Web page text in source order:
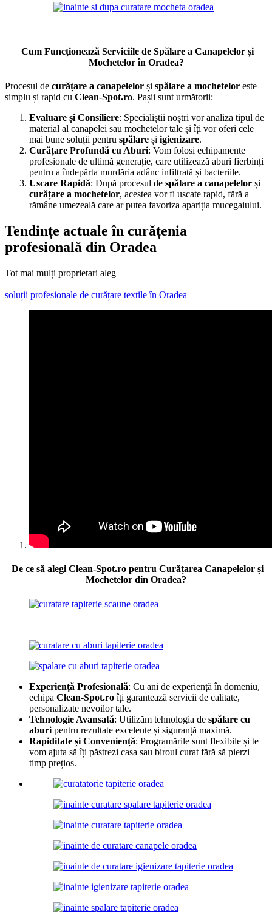
Cum Funcționează Serviciile de Spălare a Canapelelor și
Mochetelor în Oradea?
Procesul de curățare a canapelelor și spălare a mochetelor este
simplu și rapid cu Clean-Spot.ro. Pașii sunt următorii:
Evaluare și Consiliere: Specialiștii noștri vor analiza tipul de
material al canapelei sau mochetelor tale și îți vor oferi cele
mai bune soluții pentru spălare și igienizare.
Curățare Profundă cu Aburi: Vom folosi echipamente
profesionale de ultimă generație, care utilizează aburi fierbinți
pentru a îndepărta murdăria adânc infiltrată și bacteriile.
Uscare Rapidă: După procesul de spălare a canapelelor și
curățare a mochetelor, acestea vor fi uscate rapid, fără a
rămâne umezeală care ar putea favoriza apariția mucegaiului.
Tendințe actuale în curățenia
profesională din Oradea
Tot mai mulți proprietari aleg
soluții profesionale de curățare textile în Oradea
De ce să alegi Clean-Spot.ro pentru Curățarea Canapelelor și
Mochetelor din Oradea?
Experiență Profesională: Cu ani de experiență în domeniu,
echipa Clean-Spot.roîți garantează servicii de calitate,
personalizate nevoilor tale.
Tehnologie Avansată: Utilizăm tehnologia de spălare cu
aburi pentru rezultate excelente și siguranță maximă.
Rapiditate și Conveniență: Programările sunt flexibile și te
vom ajuta să îți păstrezi casa sau biroul curat fără să pierzi
timp prețios.